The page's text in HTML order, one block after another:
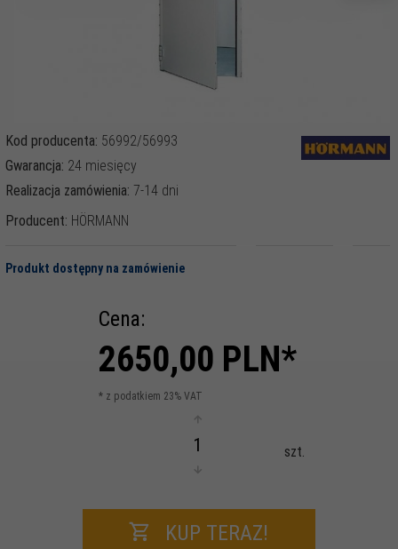
Kod producenta: 56992/56993
Gwarancja: 24 miesięcy
Realizacja zamówienia: 7-14 dni
Producent: HÖRMANN
Produkt dostępny na zamówienie
Cena:
2650,00 PLN*
* z podatkiem 23% VAT
szt.
KUP TERAZ!